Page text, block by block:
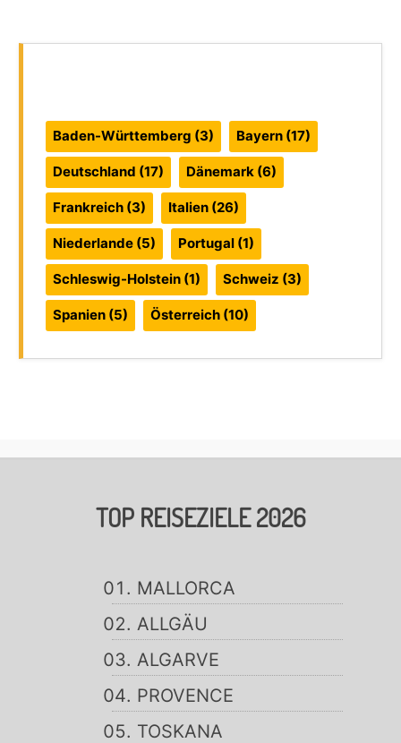
Baden-Württemberg (3) Bayern(17)
Deutschland (17) Dänemark (6)
Frankreich(3) Italien(26)
Niederlande(5) Portugal(1)
Schleswig-Holstein(1) Schweiz (3)
Spanien(5) Österreich(10)
TOP REISEZIELE 2026
MALLORCA
ALLGÄU
ALGARVE
PROVENCE
TOSKANA